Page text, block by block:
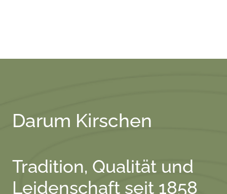
Darum Kirschen
Tradition, Qualität und
Leidenschaft seit 1858